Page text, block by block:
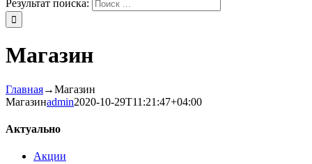
Результат поиска:
Магазин
Главная→Магазин
Магазинadmin2020-10-29T11:21:47+04:00
Актуально
Акции